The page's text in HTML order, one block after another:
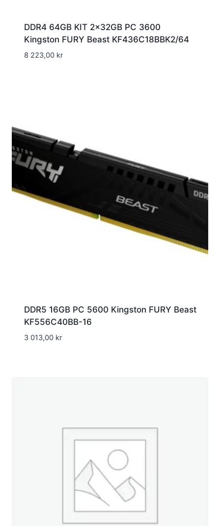
DDR4 64GB KIT 2x32GB PC 3600
Kingston FURY Beast KF436C18BBK2/64
8 223,00 kr
DDR5 16GB PC 5600 Kingston FURY Beast
KF556C40BB-16
3 013,00 kr